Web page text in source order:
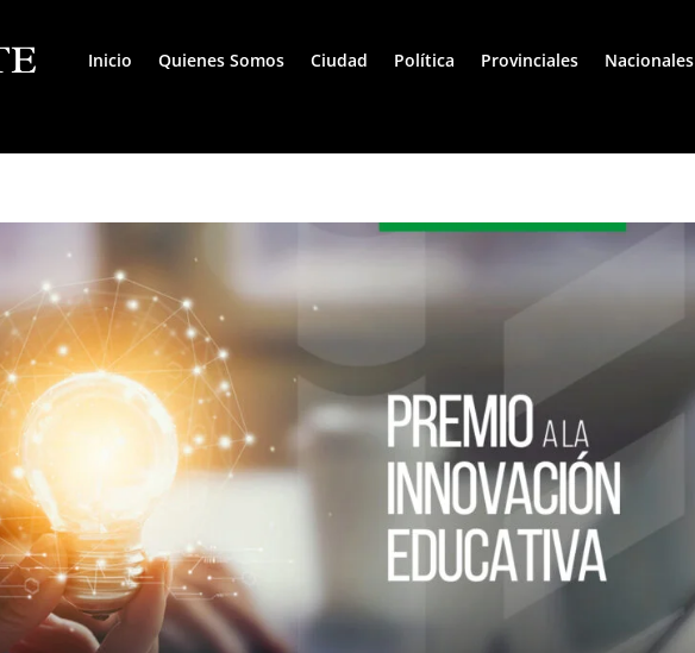
Inicio Quienes Somos Ciudad Política Provinciales Nacionales